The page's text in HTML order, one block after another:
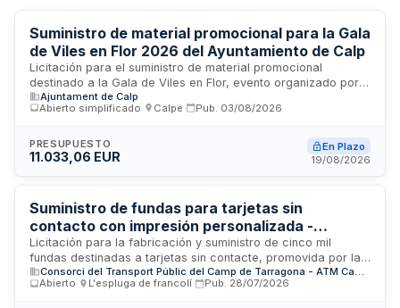
Suministro de material promocional para la Gala
de Viles en Flor 2026 del Ayuntamiento de Calp
Licitación para el suministro de material promocional
destinado a la Gala de Viles en Flor, evento organizado por
el Ayuntamiento de Calp en Alicante. Se trata de un contrato
de suministro bajo procedimiento abierto simplificado
exclusivamente el precio más bajo. El contrato incluye la
totalidad de los lotes con un plazo de ejecución de treinta
prórroga.
Ajuntament de Calp
Abierto simplificado
Calpe Pub. 03/08/2026
PRESUPUESTO
11.033,06 EUR
En Plazo
19/08/2026
Suministro de fundas para tarjetas sin
contacto con impresión personalizada -
Consorcio del Transporte Público del Camp de
Tarragona
Licitación para la fabricación y suministro de cinco mil
fundas destinadas a tarjetas sin contacte, promovida por la
Autoridad del Transporte Metropolitano del Camp de
Tarragona con motivo de la Setmana Europea de la Mobilitat
Consorci del Transport Públic del Camp de Tarragona - ATM Camp de Tarragona
Abierto
L'espluga de francolí Pub. 28/07/2026